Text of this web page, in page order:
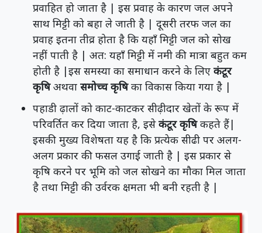
प्रवाहित हो जाता है | इस प्रवाह के कारण जल अपने
साथ मिट्टी को बहा ले जाती है | दूसरी तरफ जल का
प्रवाह इतना तीव्र होता है कि यहाँ मिट्टी जल को सोख
नहीं पाती है | अत: यहाँ मिट्टी में नमी की मात्रा बहुत कम
होती है |इस समस्या का समाधान करने के लिए कंटूर
कृषिअथवा समोच्च कृषिका विकास किया गया है |
पहाडी ढ़ालों को काट-काटकर सीढ़ीदार खेतों के रूप में
परिवर्तित कर दिया जाता है, इसेकंटूर कृषिकहते हैं|
इसकी मुख्य विशेषता यह है कि प्रत्येक सीढी पर अलग-
अलग प्रकार की फसल उगाई जाती है | इस प्रकार से
कृषि करने पर भूमि को जल सोखने का मौका मिल जाता
है तथा मिट्टी की उर्वरक क्षमता भी बनी रहती है |